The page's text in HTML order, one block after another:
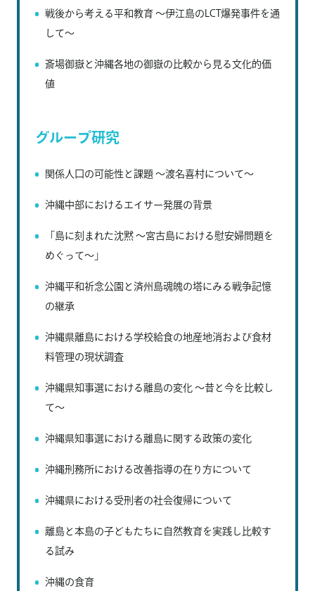
戦後から考える平和教育 ～伊江島のLCT爆発事件を通
して～
斎場御嶽と沖縄各地の御嶽の比較から見る文化的価
値
グループ研究
関係人口の可能性と課題 ～渡名喜村について～
沖縄中部におけるエイサー発展の背景
「島に刻まれた沈黙 ～宮古島における慰安婦問題を
めぐって～」
沖縄平和祈念公園と済州島魂魄の塔にみる戦争記憶
の継承
沖縄県離島における学校給食の地産地消および食材
料管理の現状調査
沖縄県知事選における離島の変化 ～昔と今を比較し
て～
沖縄県知事選における離島に関する政策の変化
沖縄刑務所における改善指導の在り方について
沖縄県における受刑者の社会復帰について
離島と本島の子どもたちに自然教育を実践し比較す
る試み
沖縄の食育